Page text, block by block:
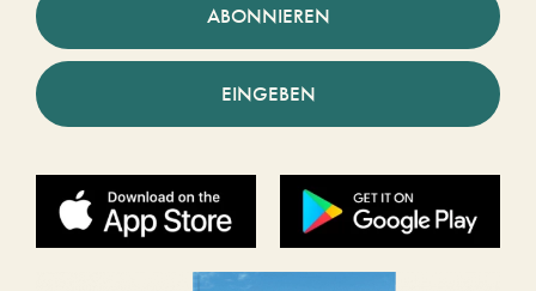
ABONNIEREN
EINGEBEN